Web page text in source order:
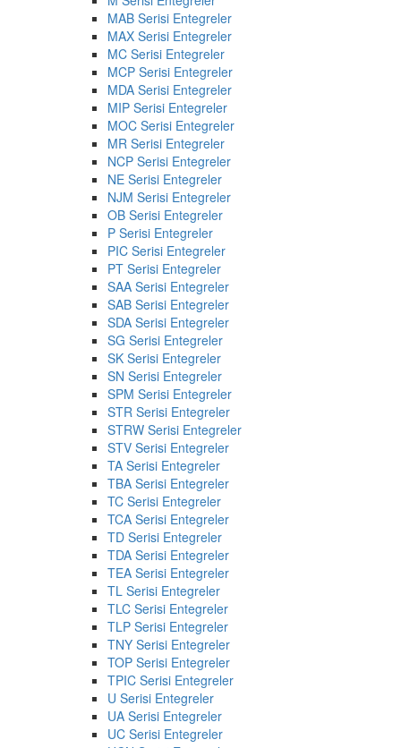
MAB Serisi Entegreler
MAX Serisi Entegreler
MC Serisi Entegreler
MCP Serisi Entegreler
MDA Serisi Entegreler
MIP Serisi Entegreler
MOC Serisi Entegreler
MR Serisi Entegreler
NCP Serisi Entegreler
NE Serisi Entegreler
NJM Serisi Entegreler
OB Serisi Entegreler
P Serisi Entegreler
PIC Serisi Entegreler
PT Serisi Entegreler
SAA Serisi Entegreler
SAB Serisi Entegreler
SDA Serisi Entegreler
SG Serisi Entegreler
SK Serisi Entegreler
SN Serisi Entegreler
SPM Serisi Entegreler
STR Serisi Entegreler
STRW Serisi Entegreler
STV Serisi Entegreler
TA Serisi Entegreler
TBA Serisi Entegreler
TC Serisi Entegreler
TCA Serisi Entegreler
TD Serisi Entegreler
TDA Serisi Entegreler
TEA Serisi Entegreler
TL Serisi Entegreler
TLC Serisi Entegreler
TLP Serisi Entegreler
TNY Serisi Entegreler
TOP Serisi Entegreler
TPIC Serisi Entegreler
U Serisi Entegreler
UA Serisi Entegreler
UC Serisi Entegreler